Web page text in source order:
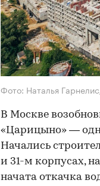
Фото: Наталья
В Москве
«Царицыно» —
Начались
и 31-м корпусах,
начата откачка